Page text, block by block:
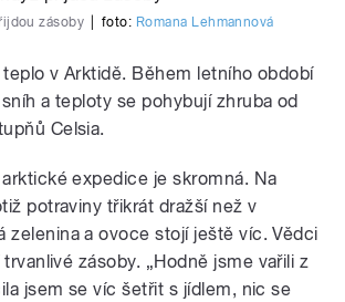
zásoby foto: Romana Lehmannová
teplo v Arktidě. Během letního období
a teploty se pohybují zhruba od
Celsia.
expedice je skromná. Na
potraviny třikrát dražší než v
zelenina a ovoce stojí ještě víc. Vědci
zásoby. „Hodně jsme vařili z
jsem se víc šetřit s jídlem, nic se